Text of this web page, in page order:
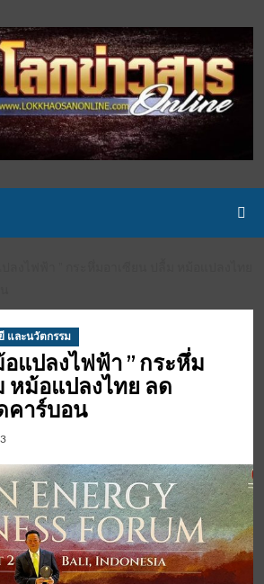
และนวัตกรรม
แปลงไฟฟ้า ” กระหึ่ม
หม้อแปลงไทย ลด
คาร์บอน